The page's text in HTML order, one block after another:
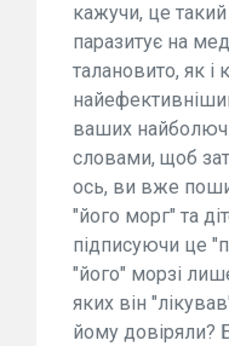
кажучи, це
паразитує на
талановито, як
ваших
словами, щоб
ось, ви вже
"його морг" та
підписуючи це
"його" морзі
яких він
йому довіряли?